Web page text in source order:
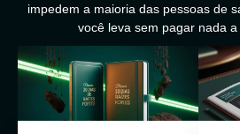
impedem a maioria das pessoas de
você leva sem pagar nada